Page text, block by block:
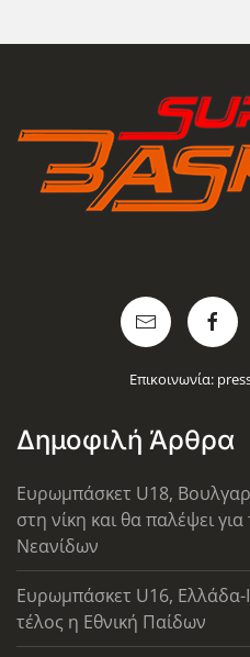
Επικοινωνία:
Δημοφιλή Άρθρα
Ευρωμπάσκετ U18,
στη νίκη και θα παλέψει
Νεανίδων
Ευρωμπάσκετ U16, Ελλάδα-
τέλος η Εθνική Παίδων